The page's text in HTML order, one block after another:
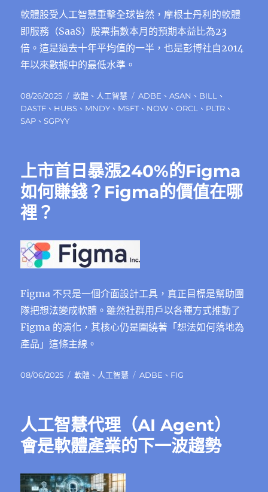
軟體股受人工智慧重擊全球皆然，摩根士丹利的軟體
即服務（SaaS）股票指數本月的預期本益比為23
倍。這是過去十年平均值的一半，也是彭博社自2014
年以來數據中的最低水準。
發
佈
日
08/26/2025
分
類
軟體 、 人工智慧
標
籤
ADBE 、ASAN 、 BILL
、
DASTF 、 HUBS 、 MNDY 、 MSFT、 NOW 、ORCL 、 PLTR 、
SAP 、SGPYY
上市首日暴漲240%的Figma
如何賺錢？Figma的價值在哪
裡？
Figma 不只是一個介面設計工具，真正目標是幫助團
隊把想法變成軟體。雖然社群用戶以各種方式推動了
Figma 的演化，其核心仍是圍繞著「想法如何落地為
產品」這條主線。
發
08/06/2025
分
軟體 、 人工智慧
標
ADBE 、 FIG
人工智慧代理（AI Agent）
會是軟體產業的下一波趨勢